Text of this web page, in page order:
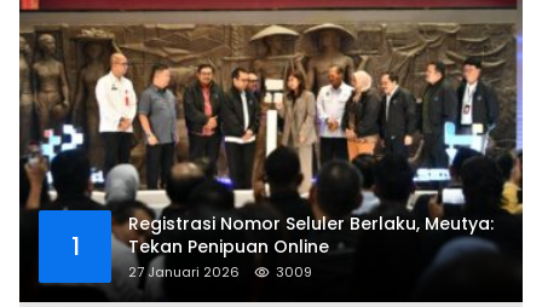
1
Registrasi Nomor Seluler Berlaku, Meutya:
Tekan Penipuan Online
27 Januari 2026 3009